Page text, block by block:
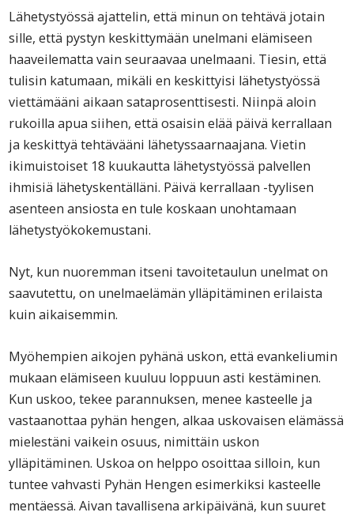
Lähetystyössä ajattelin, että minun on tehtävä jotain
sille, että pystyn keskittymään unelmani elämiseen
haaveilematta vain seuraavaa unelmaani. Tiesin, että
tulisin katumaan, mikäli en keskittyisi lähetystyössä
viettämääni aikaan sataprosenttisesti. Niinpä aloin
rukoilla apua siihen, että osaisin elää päivä kerrallaan
ja keskittyä tehtävääni lähetyssaarnaajana. Vietin
ikimuistoiset 18 kuukautta lähetystyössä palvellen
ihmisiä lähetyskentälläni. Päivä kerrallaan -tyylisen
asenteen ansiosta en tule koskaan unohtamaan
lähetystyökokemustani.
Nyt, kun nuoremman itseni tavoitetaulun unelmat on
saavutettu, on unelmaelämän ylläpitäminen erilaista
kuin aikaisemmin.
Myöhempien aikojen pyhänä uskon, että evankeliumin
mukaan elämiseen kuuluu loppuun asti kestäminen.
Kun uskoo, tekee parannuksen, menee kasteelle ja
vastaanottaa pyhän hengen, alkaa uskovaisen elämässä
mielestäni vaikein osuus, nimittäin uskon
ylläpitäminen. Uskoa on helppo osoittaa silloin, kun
tuntee vahvasti Pyhän Hengen esimerkiksi kasteelle
mentäessä. Aivan tavallisena arkipäivänä, kun suuret